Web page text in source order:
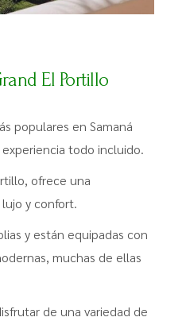
El Portillo
populares en Samaná
todo incluido.
ofrece una
y confort.
y están equipadas con
muchas de ellas
de una variedad de